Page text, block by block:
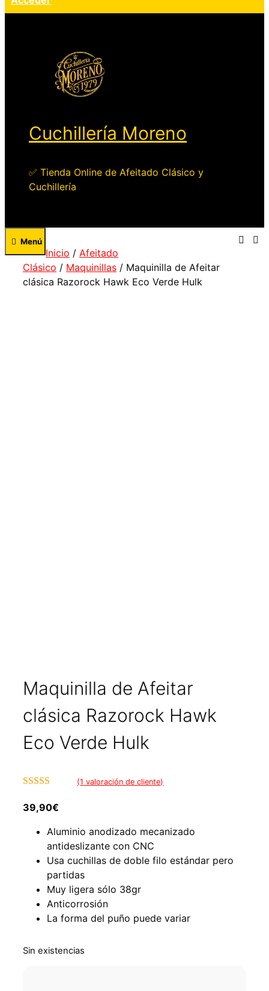
Cuchillería Moreno
✅ Tienda Online de Afeitado Clásico y
Cuchillería
Menú
Inicio /Afeitado
Clásico / Maquinillas / Maquinilla de Afeitar
clásica Razorock Hawk Eco Verde Hulk
Maquinilla de Afeitar
clásica Razorock Hawk
Eco Verde Hulk
(1 valoración de cliente)
39,90€
Aluminio anodizado mecanizado
antideslizante con CNC
Usa cuchillas de doble filo estándar pero
partidas
Muy ligera sólo 38gr
Anticorrosión
La forma del puño puede variar
Sin existencias